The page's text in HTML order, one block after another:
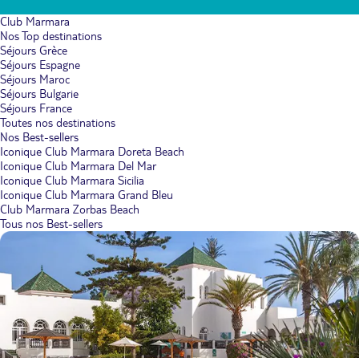
Club Marmara
Nos Top destinations
Séjours Grèce
Séjours Espagne
Séjours Maroc
Séjours Bulgarie
Séjours France
Toutes nos destinations
Nos Best-sellers
Iconique Club Marmara Doreta Beach
Iconique Club Marmara Del Mar
Iconique Club Marmara Sicilia
Iconique Club Marmara Grand Bleu
Club Marmara Zorbas Beach
Tous nos Best-sellers